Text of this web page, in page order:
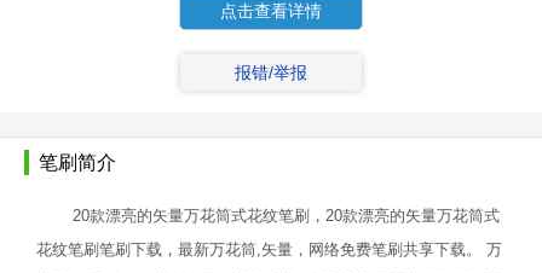
点击查看详情
报错/举报
笔刷简介
20款漂亮的矢量万花筒式花纹笔刷，20款漂亮的矢量万花筒式
花纹笔刷笔刷下载，最新万花筒,矢量，网络免费笔刷共享下载。 万